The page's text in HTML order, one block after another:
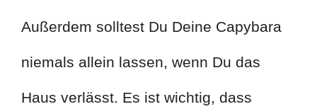
Außerdem solltest Du Deine Capybara
niemals allein lassen, wenn Du das
Haus verlässt. Es ist wichtig, dass